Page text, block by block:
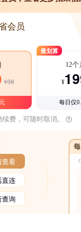
会员
¥39
最划算
12个
¥
每日仅
费，可随时取消。
查看
直连
询